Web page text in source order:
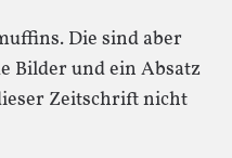
Die sind aber
Bilder und ein Absatz
Zeitschrift nicht